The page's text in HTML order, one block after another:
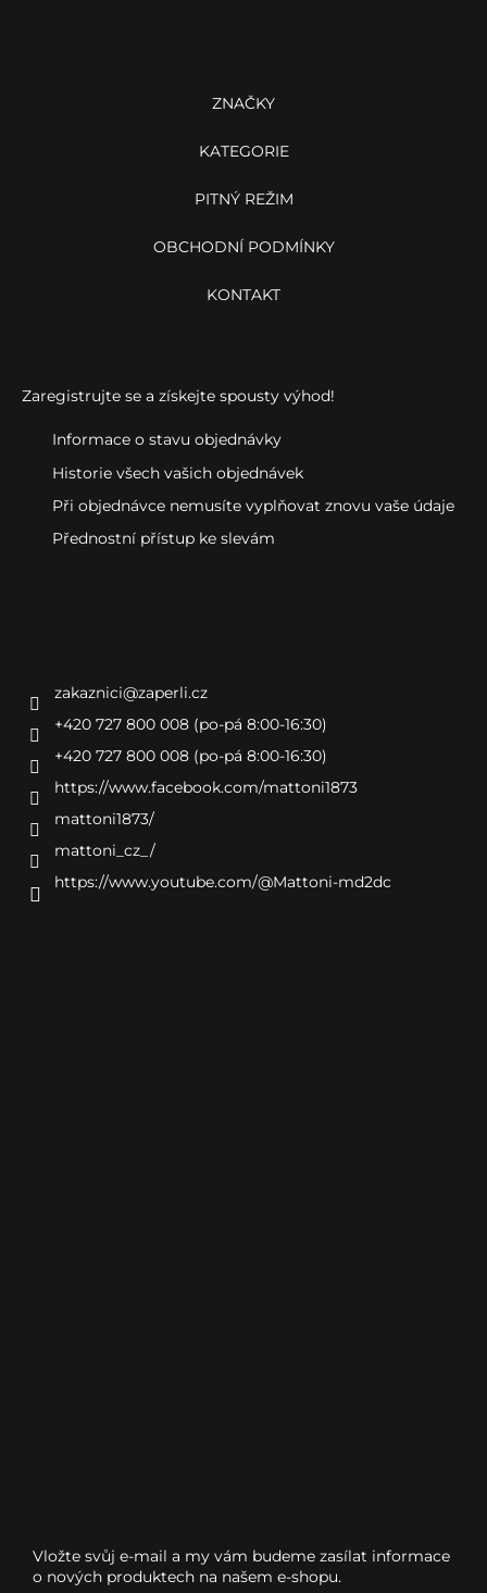
ZNAČKY
KATEGORIE
PITNÝ REŽIM
OBCHODNÍ PODMÍNKY
KONTAKT
Vložte svůj e-mail a my vám budeme zasílat informace
o nových produktech na našem e-shopu.
Zaregistrujte se a získejte spousty výhod!
Informace o stavu objednávky
Historie všech vašich objednávek
Při objednávce nemusíte vyplňovat znovu vaše údaje
Přednostní přístup ke slevám
zakaznici@zaperli.cz
+420 727 800 008 (po-pá 8:00-16:30)
+420 727 800 008 (po-pá 8:00-16:30)
https://www.facebook.com/mattoni1873
mattoni1873/
mattoni_cz_/
https://www.youtube.com/@Mattoni-md2dc